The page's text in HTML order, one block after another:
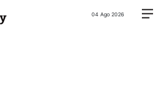
04 Ago 2026